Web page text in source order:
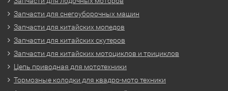
Запчасти для снегоуборочных машин
Запчасти для китайских мопедов
Запчасти для китайских скутеров
Запчасти для китайских мотоциклов и трициклов
Цепь приводная для мототехники
Тормозные колодки для квадро-мото техники